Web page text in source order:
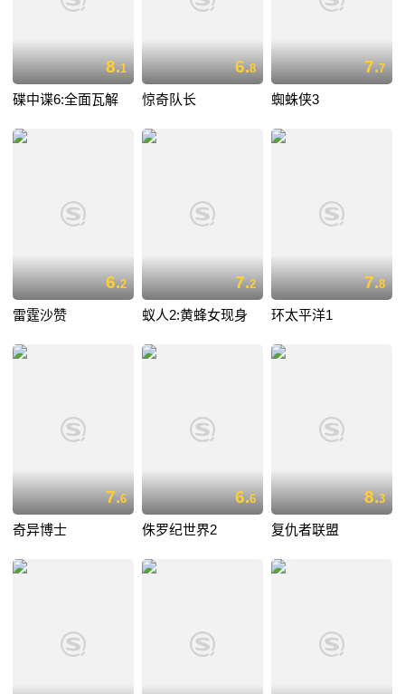
8.1
碟中谍6:全面瓦解
6.8
惊奇队长
7.7
蜘蛛侠3
6.2
雷霆沙赞
7.2
蚁人2:黄蜂女现身
7.8
环太平洋1
7.6
奇异博士
6.6
侏罗纪世界2
8.3
复仇者联盟